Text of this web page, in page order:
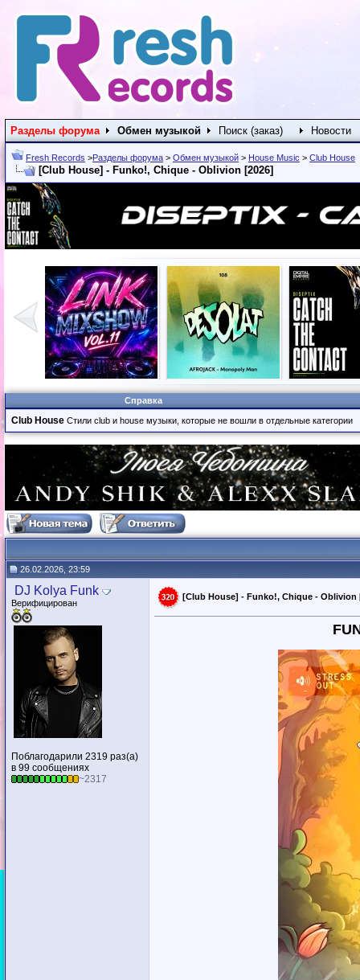
Разделы форума Обмен музыкой Поиск (заказ) Новости
Fresh Records >Разделы форума > Обмен музыкой > House Music > Club House
[Club House] - Funko!, Chique - Oblivion [2026]
Справка
Club House Стили club и house музыки, которые не вошли в отдельные категории
26.02.2026, 23:59
DJ Kolya Funk
Верифицирован
Поблагодарили 2319 раз(а)
в 99 сообщениях
~2317
[Club House] - Funko!, Chique - Oblivion